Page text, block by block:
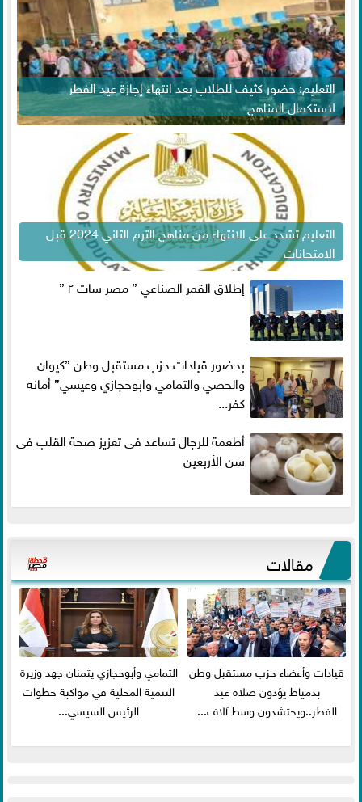
التعليم: حضور كثيف للطلاب بعد انتهاء إجازة عيد الفطر
لاستكمال المناهج
التعليم تشدد على الانتهاء من مناهج الترم الثاني 2024 قبل
الامتحانات
إطلاق القمر الصناعي ” مصر سات ٢ ”
بحضور قيادات حزب مستقبل وطن ”كيوان
والحصي والتمامي وابوحجازي وعيسي” أمانه
كفر...
أطعمة للرجال تساعد فى تعزيز صحة القلب فى
سن الأربعين
مقالات
قيادات وأعضاء حزب مستقبل وطن
بدمياط يؤدون صلاة عيد
الفطر..ويحتشدون وسط آلاف...
التمامي وأبوحجازي يثمنان جهد وزيرة
التنمية المحلية في مواكبة خطوات
الرئيس السيسي...